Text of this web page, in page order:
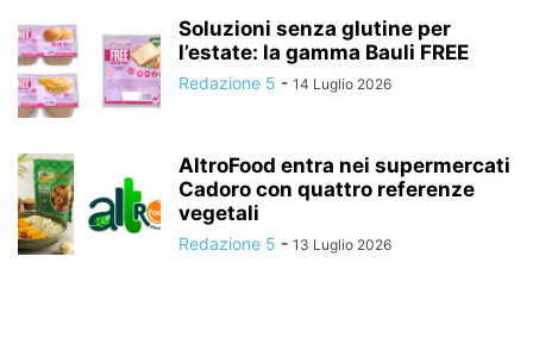
Soluzioni senza glutine per
l’estate: la gamma Bauli FREE
Redazione 5 - 14 Luglio 2026
AltroFood entra nei supermercati
Cadoro con quattro referenze
vegetali
Redazione 5 - 13 Luglio 2026